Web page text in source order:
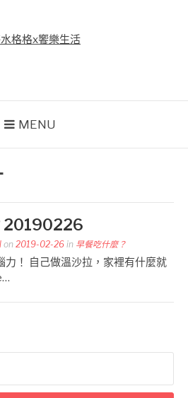
MENU
20190226
on 2019-02-26 in 早餐吃什麼？
力！ 自己做溫沙拉，家裡有什麼就